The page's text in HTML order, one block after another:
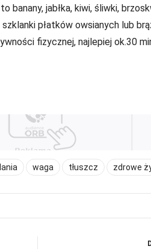
jabłka, kiwi, śliwki,
płatków owsianych lub
fizycznej, najlepiej ok.30
waga tłuszcz zdrowe